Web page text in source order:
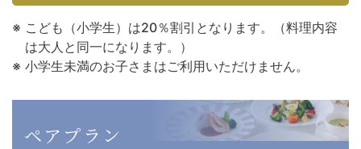
こども（小学生）は20％割引となります。（料理内容
は大人と同一になります。）
小学生未満のお子さまはご利用いただけません。
ペアプラン